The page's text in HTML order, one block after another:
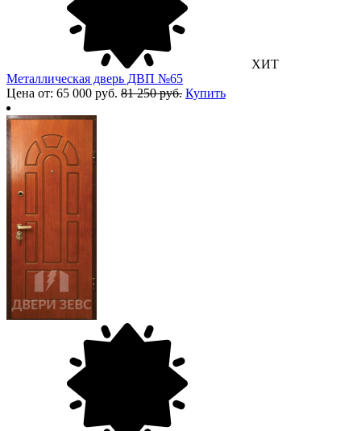
ХИТ
Металлическая дверь ДВП №65
Цена от: 65 000 руб. 81 250 руб. Купить